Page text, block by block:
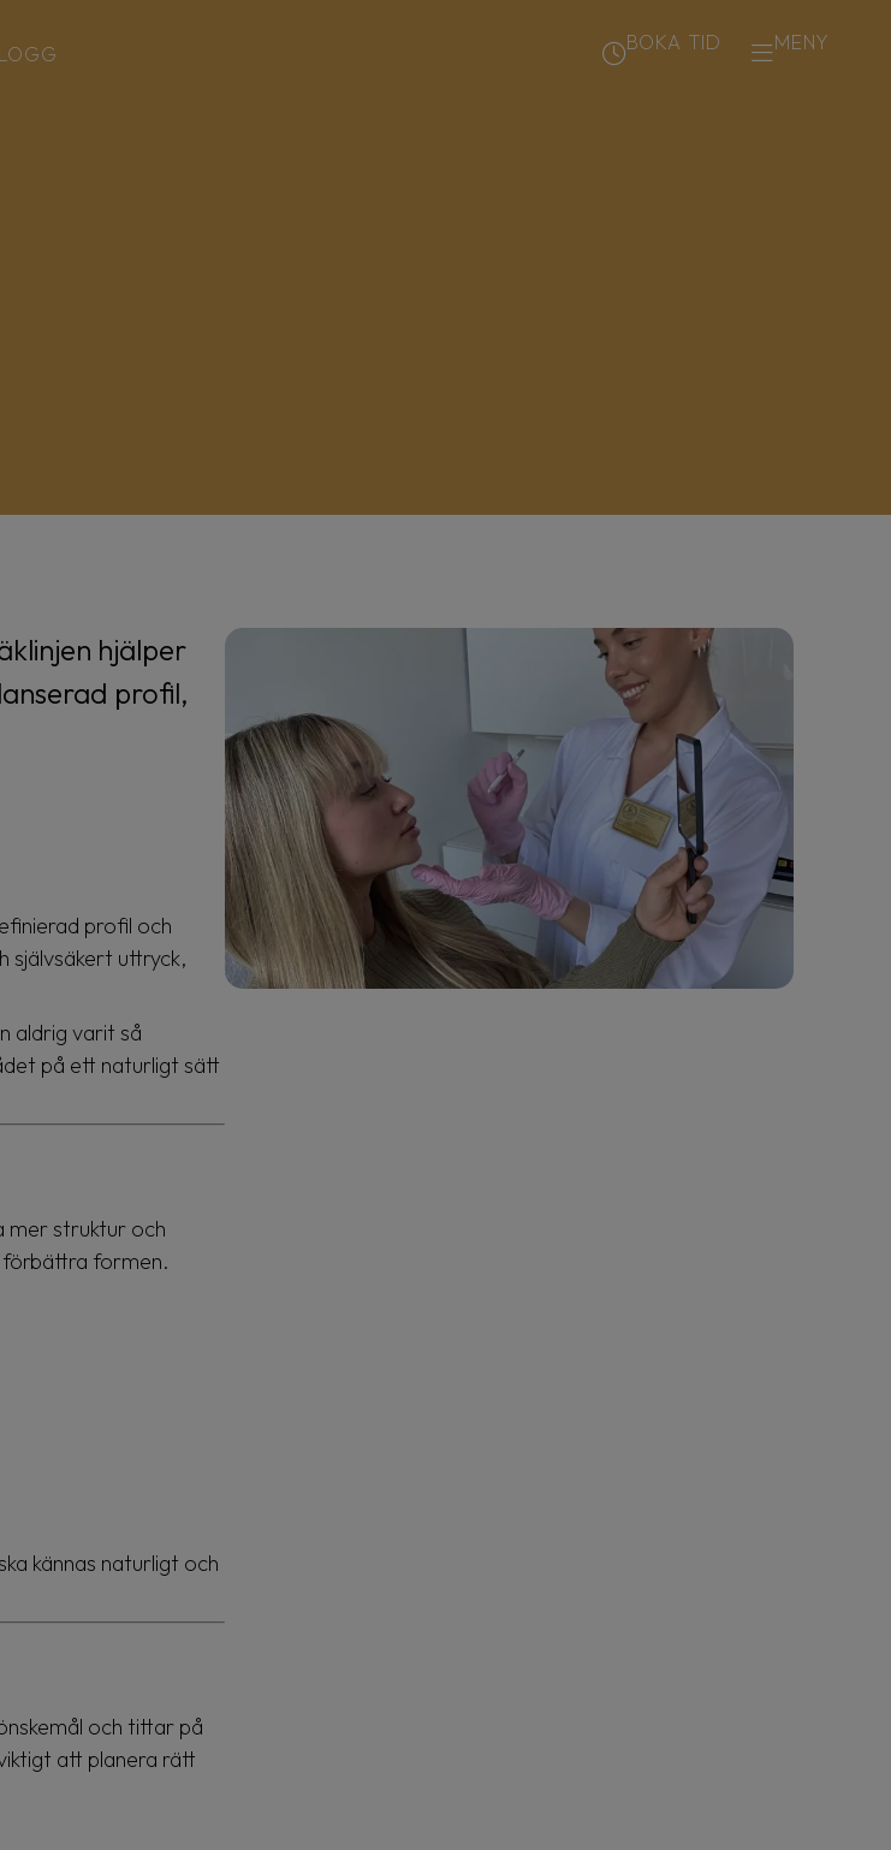
BOKA TID MENY
hjälper
profil,
profil och
självsäkert uttryck,
aldrig varit så
på ett naturligt sätt
mer struktur och
förbättra formen.
kännas naturligt och
och tittar på
att planera rätt